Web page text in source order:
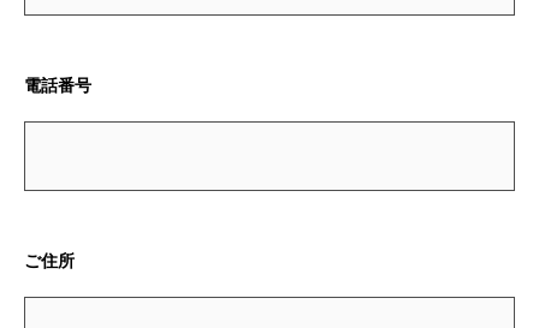
電話番号
ご住所